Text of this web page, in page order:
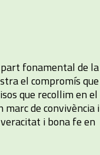
fonamental de la
el compromís que
que recollim en el
de convivència i
i bona fe en